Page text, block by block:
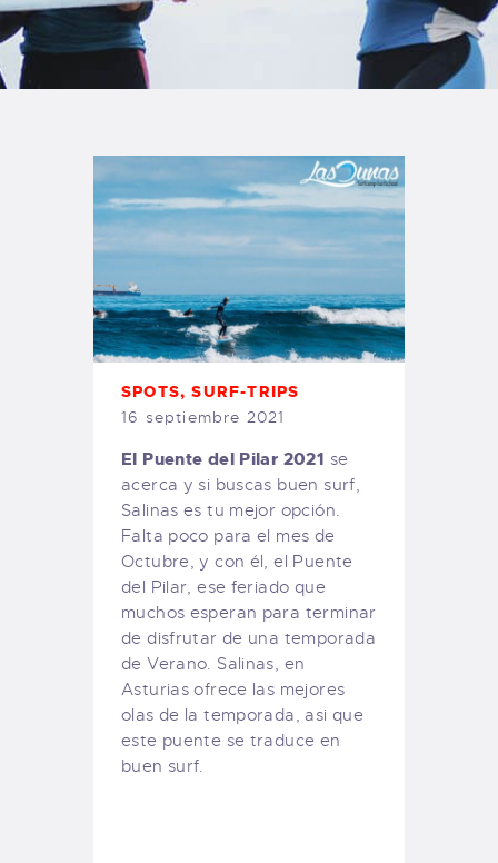
TIENDA FAMILY SURFERS
WEBCAM SALINAS
PEDIDOS
SPOTS,SURF-TRIPS
16 septiembre 2021
El Puente del Pilar 2021 se
acerca y si buscas buen surf,
Salinas es tu mejor opción.
Falta poco para el mes de
Octubre, y con él, el Puente
del Pilar, ese feriado que
muchos esperan para terminar
de disfrutar de una temporada
de Verano. Salinas, en
Asturias ofrece las mejores
olas de la temporada, asi que
este puente se traduce en
buen surf.